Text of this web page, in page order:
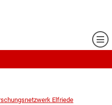
Elfriede